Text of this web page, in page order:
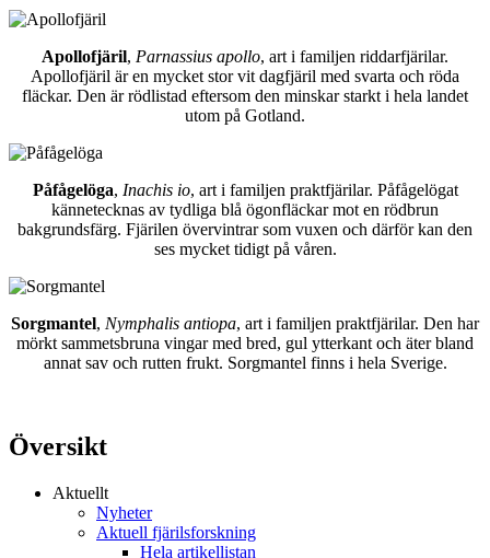
Apollofjäril, Parnassius apollo, art i familjen riddarfjärilar.
Apollofjäril är en mycket stor vit dagfjäril med svarta och röda
fläckar. Den är rödlistad eftersom den minskar starkt i hela landet
utom på Gotland.
Påfågelöga, Inachis io, art i familjen praktfjärilar. Påfågelögat
kännetecknas av tydliga blå ögonfläckar mot en rödbrun
bakgrundsfärg. Fjärilen övervintrar som vuxen och därför kan den
ses mycket tidigt på våren.
Sorgmantel, Nymphalis antiopa, art i familjen praktfjärilar. Den har
mörkt sammetsbruna vingar med bred, gul ytterkant och äter bland
annat sav och rutten frukt. Sorgmantel finns i hela Sverige.
Översikt
Aktuellt
Nyheter
Aktuell fjärilsforskning
Hela artikellistan